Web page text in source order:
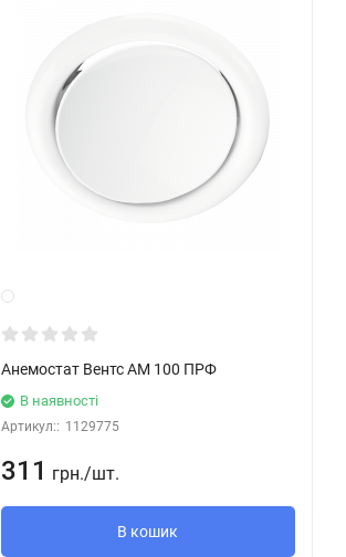
Анемостат Вентс АМ 100 ПРФ
В наявності
Артикул:: 1129775
311 грн./шт.
В кошик